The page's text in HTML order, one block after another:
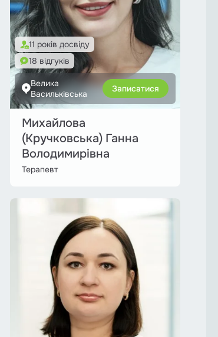
11 років досвіду
18 відгуків
Велика
Васильківська
Записатися
Михайлова
(Кручковська) Ганна
Володимирівна
Терапевт